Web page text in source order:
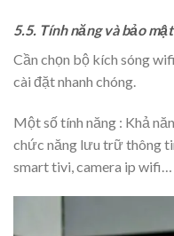
5.5. Tính năng và bảo mật
Cần chọn bộ kích sóng
cài đặt nhanh chóng.
Một số tính năng : Khả
chức năng lưu trữ thông
smart tivi, camera ip wifi…